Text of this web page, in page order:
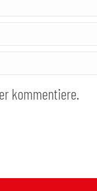
kommentiere.